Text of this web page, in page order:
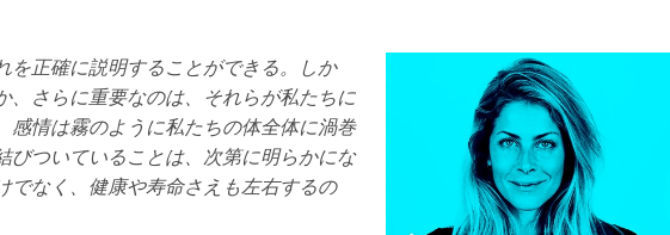
を正確に説明することができる。しか
、さらに重要なのは、それらが私たちに
感情は霧のように私たちの体全体に渦巻
びついていることは、次第に明らかにな
でなく、健康や寿命さえも左右するの